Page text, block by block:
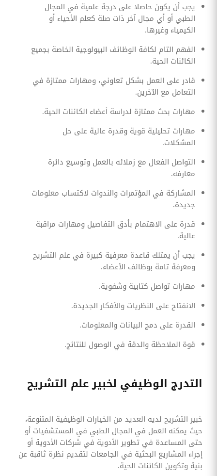
يجب أن يكون حاصلا على درجة علمية في المجال
الطبي أو أي مجال آخر ذات صلة كعلم الأحياء أو
الكيمياء وغيرها.
الفهم التام لكافة الوظائف البيولوجية الخاصة بجميع
الكائنات الحية.
قادر على العمل بشكل تعاوني، ومهارات ممتازة في
التعامل مع الآخرين.
مهارات بحث ممتازة لدراسة أعضاء الكائنات الحية.
مهارات تحليلية قوية وقدرة عالية على حل
المشكلات.
التواصل الفعال مع زملائه بالعمل وتوسيع دائرة
معارفه.
المشاركة في المؤتمرات والندوات لاكتساب معلومات
جديدة.
قدرة على الاهتمام بأدق التفاصيل ومهارات مراقبة
عالية.
يجب أن يمتلك قاعدة معرفية كبيرة في علم التشريح
ومعرفة تامة بوظائف الأعضاء.
مهارات تواصل كتابية وشفوية.
الانفتاح على النظريات والأفكار الجديدة.
القدرة على دمج البيانات والمعلومات.
قوة الملاحظة والدقة في الوصول للنتائج.
التدرج الوظيفي لخبير علم التشريح
خبير التشريح لديه العديد من الخيارات الوظيفية المتنوعة،
حيث يمكنه العمل في المجال الطبي في المستشفيات أو
حتى المساعدة في تطوير الأدوية في شركات الأدوية أو
إجراء المشاريع البحثية في الجامعات لتقديم نظرة ثاقبة عن
بنية وتكوين الكائنات الحية.